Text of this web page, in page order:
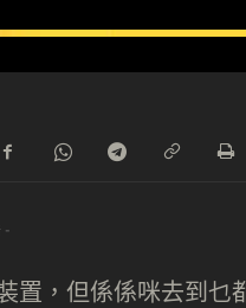
-
置，但係係咪去到乜